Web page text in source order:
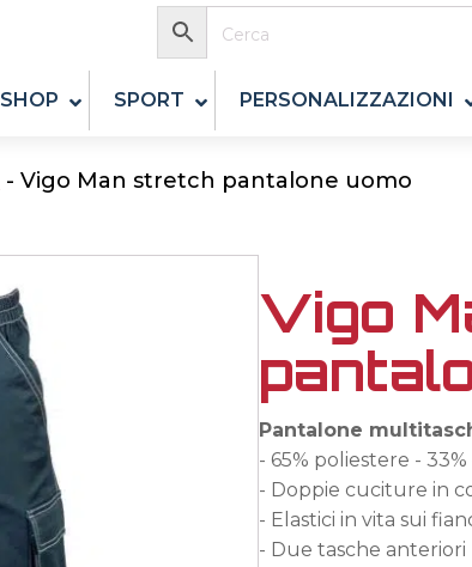
SHOP SPORT PERSONALIZZAZIONI
- Vigo Man stretch pantalone uomo
Vigo
Pantalone
- 65% poliestere -
- Doppie cuciture in
- Elastici in vita sui
- Due tasche anteriori